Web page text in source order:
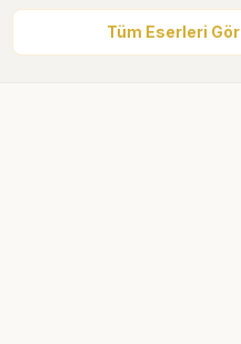
Tüm Eserleri Gör